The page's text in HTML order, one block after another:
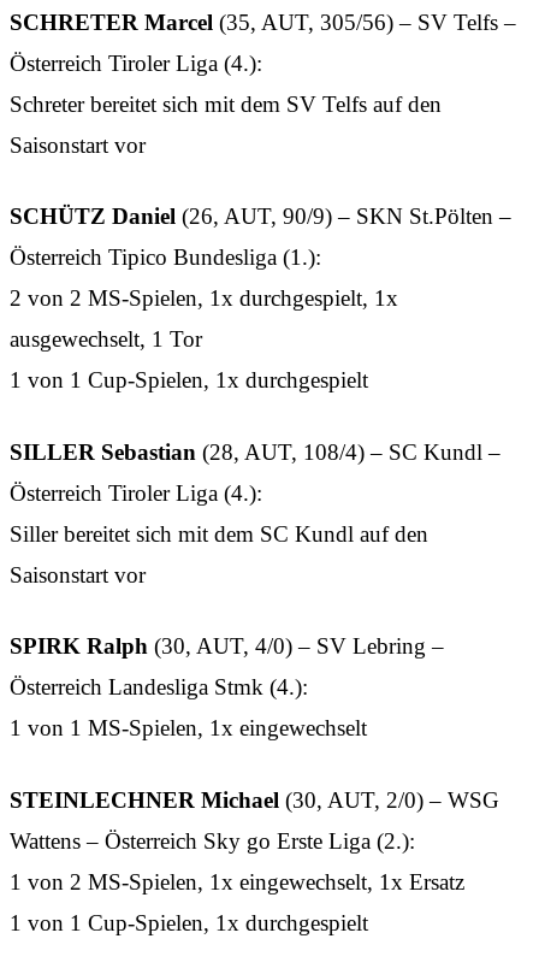
SCHRETER Marcel (35, AUT, 305/56) – SV Telfs –
Österreich Tiroler Liga (4.):
Schreter bereitet sich mit dem SV Telfs auf den
Saisonstart vor
SCHÜTZ Daniel (26, AUT, 90/9) – SKN St.Pölten –
Österreich Tipico Bundesliga (1.):
2 von 2 MS-Spielen, 1x durchgespielt, 1x
ausgewechselt, 1 Tor
1 von 1 Cup-Spielen, 1x durchgespielt
SILLER Sebastian (28, AUT, 108/4) – SC Kundl –
Österreich Tiroler Liga (4.):
Siller bereitet sich mit dem SC Kundl auf den
Saisonstart vor
SPIRK Ralph (30, AUT, 4/0) – SV Lebring –
Österreich Landesliga Stmk (4.):
1 von 1 MS-Spielen, 1x eingewechselt
STEINLECHNER Michael (30, AUT, 2/0) – WSG
Wattens – Österreich Sky go Erste Liga (2.):
1 von 2 MS-Spielen, 1x eingewechselt, 1x Ersatz
1 von 1 Cup-Spielen, 1x durchgespielt